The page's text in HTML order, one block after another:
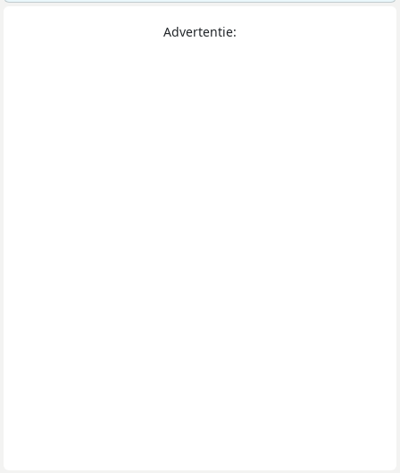
Advertentie: